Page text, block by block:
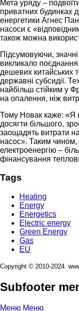
Мета уряду –
приватних будинках
енергетики Агнес
насоси є
також можна
Підсумовуючи,
викликало поєднання
дешевих китайських
державні субсидії.
найбільш стійким у
на опалення, ніж
Тому Новак каже: «Я
досягти більшого,
заощадять витрати
насос». Таким
електроенергію –
фінансування
Tags
Heating
Energy
Energetics
Electric energy
Green Energy
Gas
EU
Copyright © 2010-2024.
Subfooter
Меню Меню